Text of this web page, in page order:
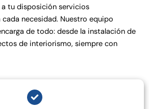
a tu disposición servicios
necesidad. Nuestro equipo
de todo: desde la instalación de
de interiorismo, siempre con